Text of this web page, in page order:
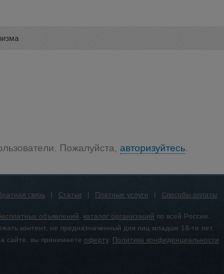
Пожалуйста, авторизуйтесь.
связь | Статьи | Платные услуги | Способы оплаты
объявлений, каталог организаций по всей России.
контент, не предназначенный для лиц младше 18-ти лет.
сайте, вы принимаете оферту. Политика конфиденциальности